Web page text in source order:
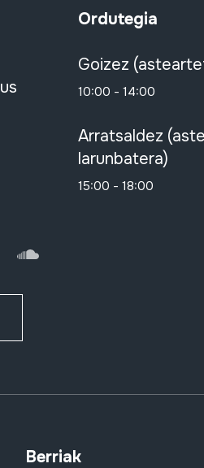
FlickrSoundCloud
Ordutegia
Goizez
10:00 - 14:00
Arratsaldez
larunbatera)
15:00 - 18:00
Berriak